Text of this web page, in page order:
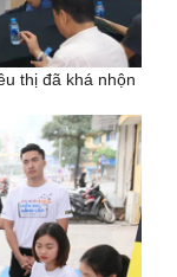
thị đã khá nhộn